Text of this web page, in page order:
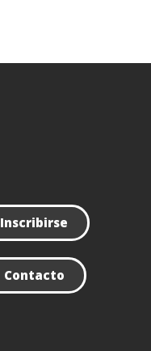
Inscribirse
Contacto